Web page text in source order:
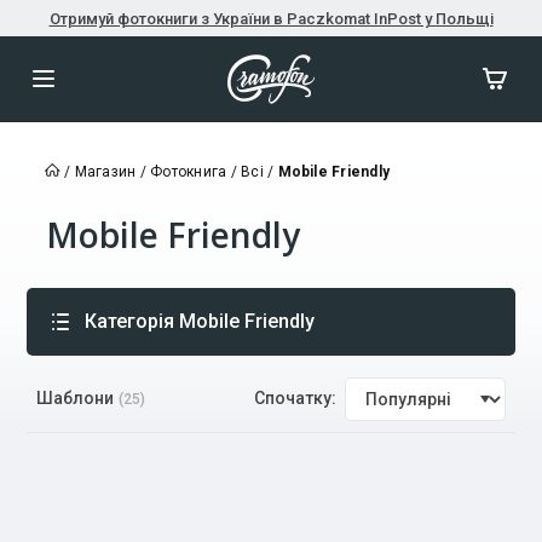
Отримуй фотокниги з України в Paczkomat InPost у Польщі
/ Магазин /Фотокнига / Всі / Mobile Friendly
Mobile Friendly
Категорія Mobile Friendly
Спочатку:
Шаблони (25)